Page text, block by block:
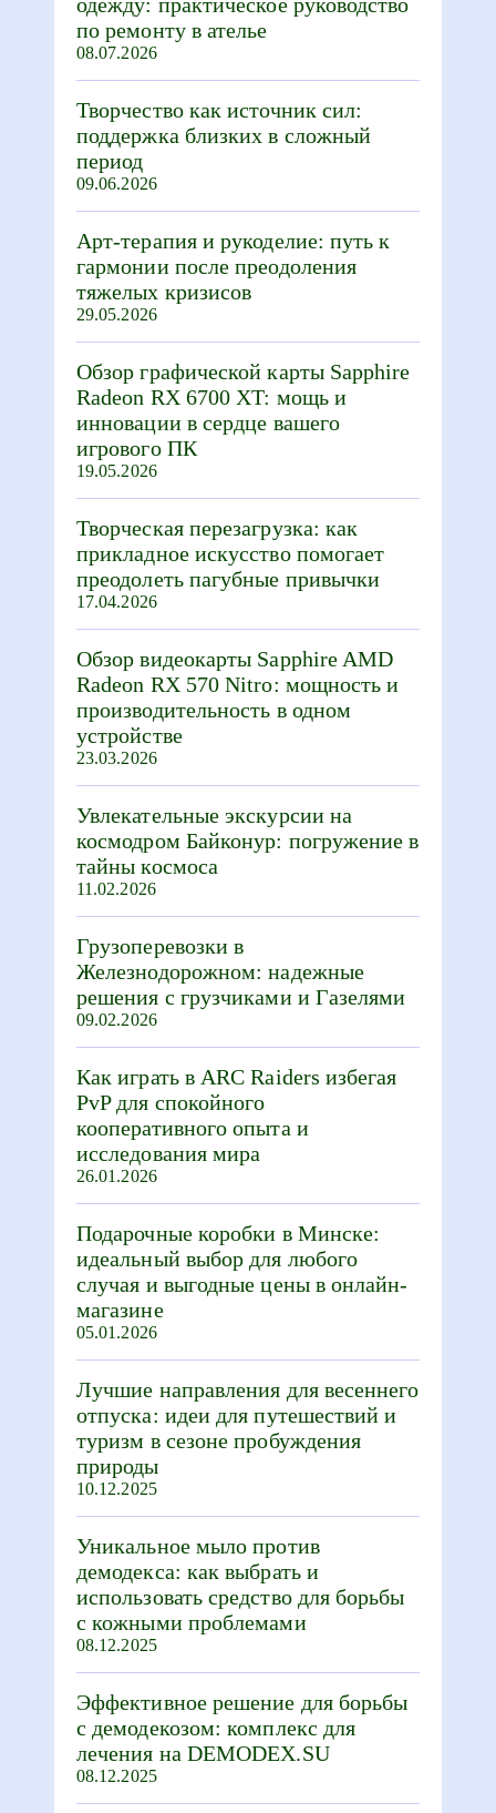
по ремонту в ателье
08.07.2026
Творчество как источник сил:
поддержка близких в сложный
период
09.06.2026
Арт-терапия и рукоделие: путь к
гармонии после преодоления
тяжелых кризисов
29.05.2026
Обзор графической карты Sapphire
Radeon RX 6700 XT: мощь и
инновации в сердце вашего
игрового ПК
19.05.2026
Творческая перезагрузка: как
прикладное искусство помогает
преодолеть пагубные привычки
17.04.2026
Обзор видеокарты Sapphire AMD
Radeon RX 570 Nitro: мощность и
производительность в одном
устройстве
23.03.2026
Увлекательные экскурсии на
космодром Байконур: погружение в
тайны космоса
11.02.2026
Грузоперевозки в
Железнодорожном: надежные
решения с грузчиками и Газелями
09.02.2026
Как играть в ARC Raiders избегая
PvP для спокойного
кооперативного опыта и
исследования мира
26.01.2026
Подарочные коробки в Минске:
идеальный выбор для любого
случая и выгодные цены в онлайн-
магазине
05.01.2026
Лучшие направления для весеннего
отпуска: идеи для путешествий и
туризм в сезоне пробуждения
природы
10.12.2025
Уникальное мыло против
демодекса: как выбрать и
использовать средство для борьбы
с кожными проблемами
08.12.2025
Эффективное решение для борьбы
с демодекозом: комплекс для
лечения на DEMODEX.SU
08.12.2025